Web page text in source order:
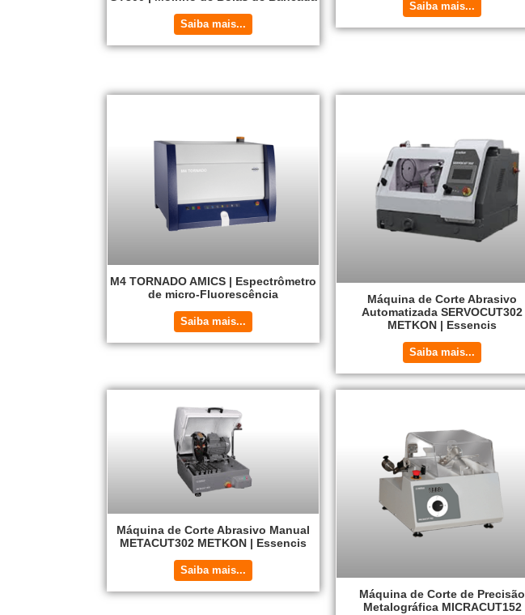
Saiba mais...
Saiba mais...
M4 TORNADO AMICS | Espectrômetro
de micro-Fluorescência
Saiba mais...
Máquina de Corte Abrasivo
Automatizada SERVOCUT302
METKON | Essencis
Saiba mais...
Máquina de Corte Abrasivo Manual
METACUT302 METKON | Essencis
Saiba mais...
Máquina de Corte de Precisão
Metalográfica MICRACUT152